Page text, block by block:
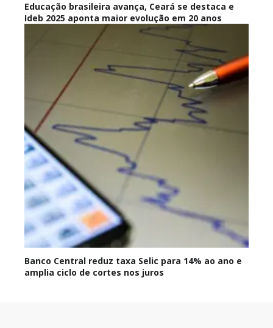
Educação brasileira avança, Ceará se destaca e
Ideb 2025 aponta maior evolução em 20 anos
Banco Central reduz taxa Selic para 14% ao ano e
amplia ciclo de cortes nos juros